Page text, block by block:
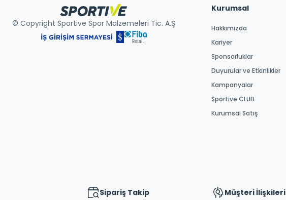
© Copyright Sportive Spor Malzemeleri Tic. A.Ş
Kurumsal
Hakkımızda
Kariyer
Sponsorluklar
Duyurular ve Etkinlikler
Kampanyalar
Sportive CLUB
Kurumsal Satış
Sipariş Takip Müşteri İlişkileri